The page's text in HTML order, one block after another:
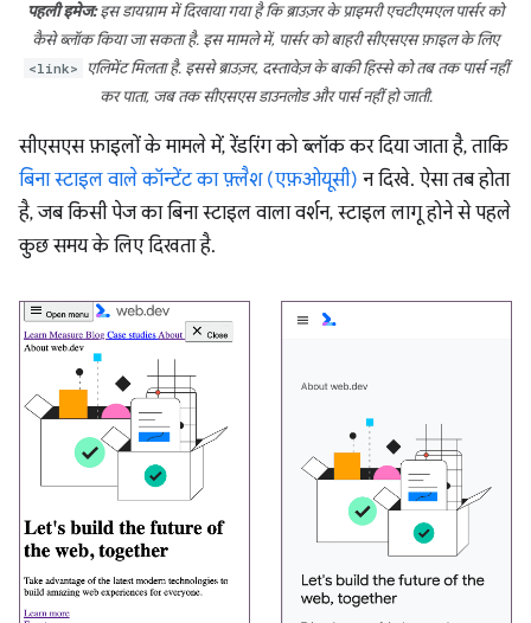
पहली इमेज:इस डायग्राम में दिखाया गया है कि ब्राउज़र के प्राइमरी एचटीएमएल पार्सर को
कैसे ब्लॉक किया जा सकता है. इस मामले में, पार्सर को बाहरी सीएसएस फ़ाइल के लिए
<link> एलिमेंट मिलता है. इससे ब्राउज़र, दस्तावेज़ के बाकी हिस्से को तब तक पार्स नहीं
कर पाता, जब तक सीएसएस डाउनलोड और पार्स नहीं हो जाती.
सीएसएस फ़ाइलों के मामले में, रेंडरिंग को ब्लॉक कर दिया जाता है, ताकि
बिना स्टाइल वाले कॉन्टेंट का फ़्लैश (एफ़ओयूसी) न दिखे. ऐसा तब होता
है, जब किसी पेज का बिना स्टाइल वाला वर्शन, स्टाइल लागू होने से पहले
कुछ समय के लिए दिखता है.